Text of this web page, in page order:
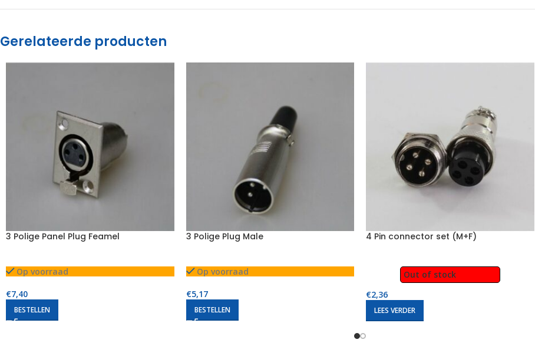
Gerelateerde producten
3 Polige Panel Plug Feamel
Op voorraad
€7,40
BESTELLEN
3 Polige Plug Male
Op voorraad
€5,17
BESTELLEN
4 Pin connector set (M+F)
Out of stock
€2,36
LEES VERDER